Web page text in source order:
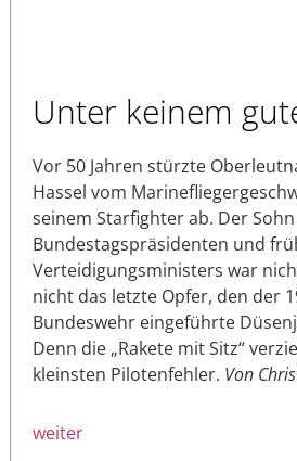
Unter keinem
Vor 50 Jahren stürzte
Hassel vom
seinem Starfighter ab. Der
Bundestagspräsidenten und
Verteidigungsministers war
nicht das letzte Opfer, den der
Bundeswehr eingeführte
Denn die „Rakete mit Sitz“
kleinsten Pilotenfehler. Von
weiter